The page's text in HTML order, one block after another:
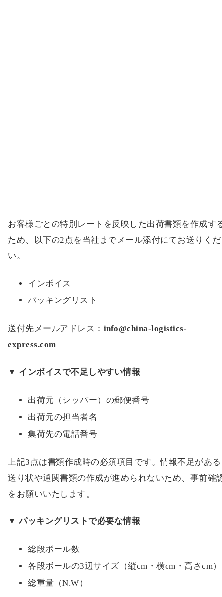
お客様ごとの特別レートを反映した出荷書類を作成す
ため、以下の2点を当社までメール添付にてお送りく
い。
インボイス
パッキングリスト
送付先メールアドレス： info@china-logistics-
express.com
▼ インボイスで不足しやすい情報
出荷元（シッパー）の郵便番号
出荷元の担当者名
集荷先の電話番号
上記3点は書類作成時の必須項目です。情報不足があ
送り状や通関書類の作成が進められないため、事前確
をお願いいたします。
▼ パッキングリストで必要な情報
総段ボール数
各段ボールの3辺サイズ（縦cm・横cm・高さcm）
総重量（N.W）